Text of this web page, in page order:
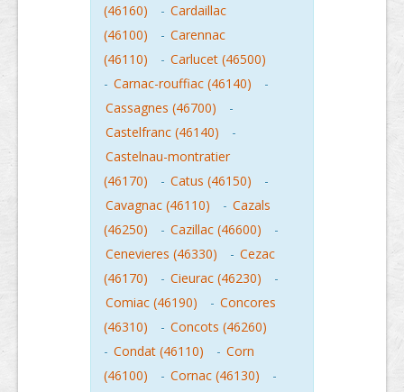
(46160)
- Cardaillac
(46100)
- Carennac
(46110)
- Carlucet (46500)
- Carnac-rouffiac (46140)
-
Cassagnes (46700)
-
Castelfranc (46140)
-
Castelnau-montratier
(46170)
- Catus (46150)
-
Cavagnac (46110)
- Cazals
(46250)
- Cazillac (46600)
-
Cenevieres (46330)
- Cezac
(46170)
- Cieurac (46230)
-
Comiac (46190)
- Concores
(46310)
- Concots (46260)
- Condat (46110) - Corn
(46100)
- Cornac (46130)
-